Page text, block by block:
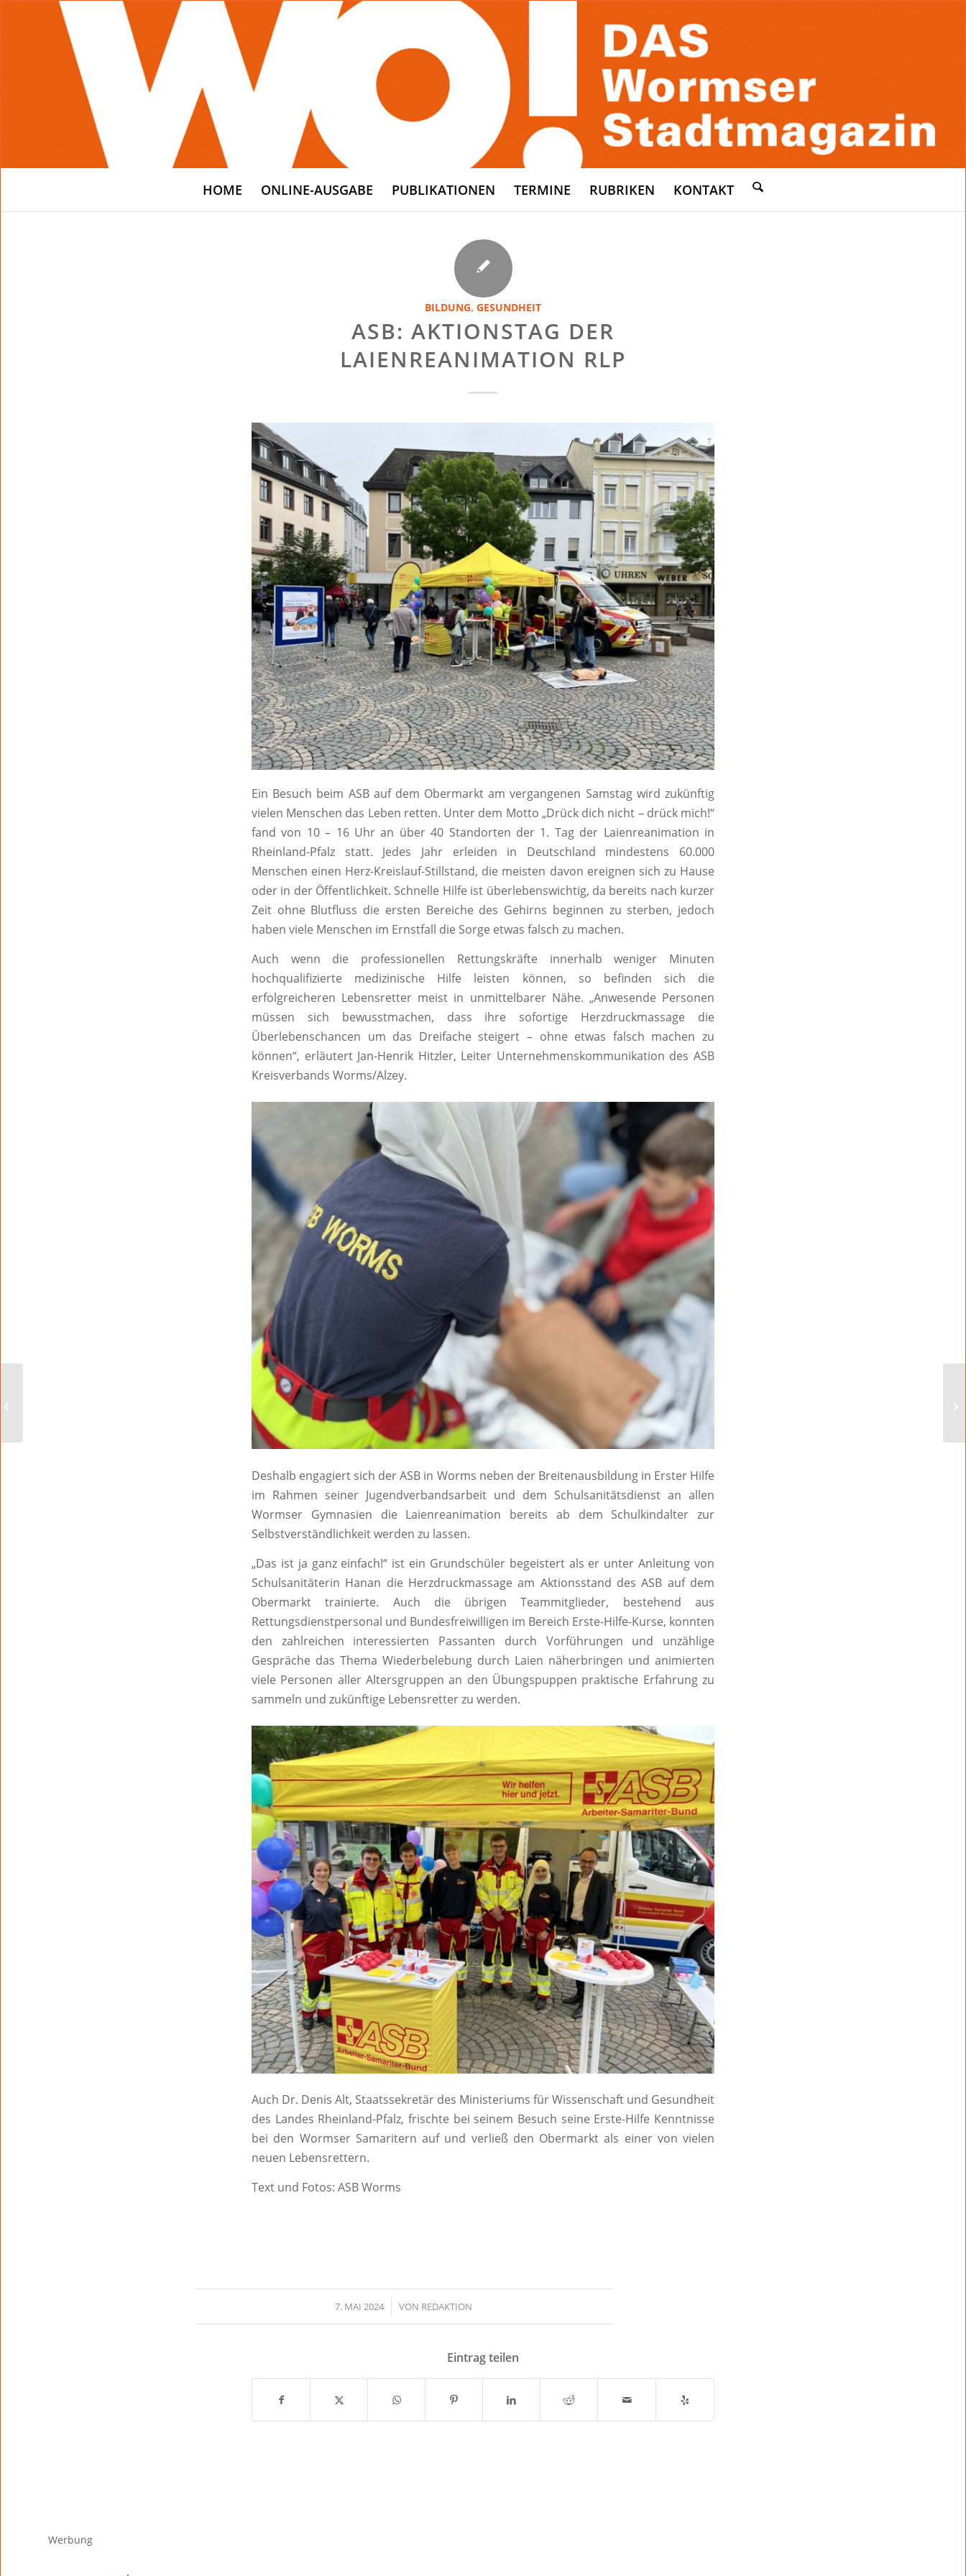
HOME ONLINE-AUSGABE PUBLIKATIONEN TERMINE RUBRIKEN KONTAKT
BILDUNG, GESUNDHEIT
ASB: AKTIONSTAG DER
LAIENREANIMATION RLP
Ein Besuch beim ASB auf dem Obermarkt am vergangenen Samstag wird zukünftig
vielen Menschen das Leben retten. Unter dem Motto „Drück dich nicht – drück mich!“
fand von 10 – 16 Uhr an über 40 Standorten der 1. Tag der Laienreanimation in
Rheinland-Pfalz statt. Jedes Jahr erleiden in Deutschland mindestens 60.000
Menschen einen Herz-Kreislauf-Stillstand, die meisten davon ereignen sich zu Hause
oder in der Öffentlichkeit. Schnelle Hilfe ist überlebenswichtig, da bereits nach kurzer
Zeit ohne Blutfluss die ersten Bereiche des Gehirns beginnen zu sterben, jedoch
haben viele Menschen im Ernstfall die Sorge etwas falsch zu machen.
Auch wenn die professionellen Rettungskräfte innerhalb weniger Minuten
hochqualifizierte medizinische Hilfe leisten können, so befinden sich die
erfolgreicheren Lebensretter meist in unmittelbarer Nähe. „Anwesende Personen
müssen sich bewusstmachen, dass ihre sofortige Herzdruckmassage die
Überlebenschancen um das Dreifache steigert – ohne etwas falsch machen zu
können“, erläutert Jan-Henrik Hitzler, Leiter Unternehmenskommunikation des ASB
Kreisverbands Worms/Alzey.
Deshalb engagiert sich der ASB in Worms neben der Breitenausbildung in Erster Hilfe
im Rahmen seiner Jugendverbandsarbeit und dem Schulsanitätsdienst an allen
Wormser Gymnasien die Laienreanimation bereits ab dem Schulkindalter zur
Selbstverständlichkeit werden zu lassen.
„Das ist ja ganz einfach!“ ist ein Grundschüler begeistert als er unter Anleitung von
Schulsanitäterin Hanan die Herzdruckmassage am Aktionsstand des ASB auf dem
Obermarkt trainierte. Auch die übrigen Teammitglieder, bestehend aus
Rettungsdienstpersonal und Bundesfreiwilligen im Bereich Erste-Hilfe-Kurse, konnten
den zahlreichen interessierten Passanten durch Vorführungen und unzählige
Gespräche das Thema Wiederbelebung durch Laien näherbringen und animierten
viele Personen aller Altersgruppen an den Übungspuppen praktische Erfahrung zu
sammeln und zukünftige Lebensretter zu werden.
Auch Dr. Denis Alt, Staatssekretär des Ministeriums für Wissenschaft und Gesundheit
des Landes Rheinland-Pfalz, frischte bei seinem Besuch seine Erste-Hilfe Kenntnisse
bei den Wormser Samaritern auf und verließ den Obermarkt als einer von vielen
neuen Lebensrettern.
Text und Fotos: ASB Worms
7. MAI 2024
/ VON REDAKTION
Eintrag teilen
Werbung